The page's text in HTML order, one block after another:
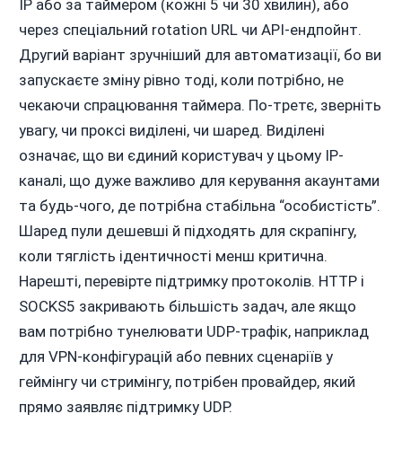
IP або за таймером (кожні 5 чи 30 хвилин), або
через спеціальний rotation URL чи API-ендпойнт.
Другий варіант зручніший для автоматизації, бо ви
запускаєте зміну рівно тоді, коли потрібно, не
чекаючи спрацювання таймера. По-третє, зверніть
увагу, чи проксі виділені, чи шаред. Виділені
означає, що ви єдиний користувач у цьому IP-
каналі, що дуже важливо для керування акаунтами
та будь-чого, де потрібна стабільна “особистість”.
Шаред пули дешевші й підходять для скрапінгу,
коли тяглість ідентичності менш критична.
Нарешті, перевірте підтримку протоколів. HTTP і
SOCKS5 закривають більшість задач, але якщо
вам потрібно тунелювати UDP-трафік, наприклад
для VPN-конфігурацій або певних сценаріїв у
геймінгу чи стримінгу, потрібен провайдер, який
прямо заявляє підтримку UDP.